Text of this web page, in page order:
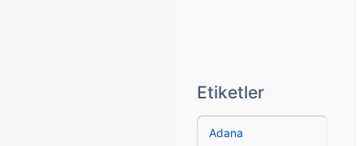
Etiketler
Adana